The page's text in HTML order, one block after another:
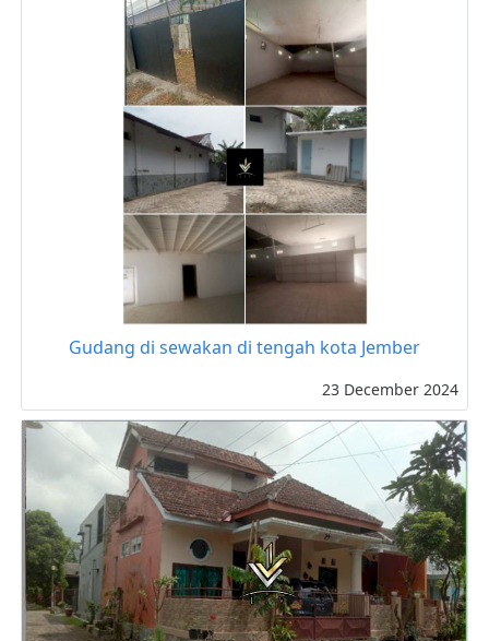
Gudang di sewakan di tengah kota Jember
23 December 2024